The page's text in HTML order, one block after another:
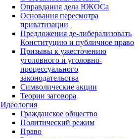
Оправдания дела ЮКОСа
Основания пересмотра
приватизации
Предложения де-либерализовать
Конституцию и публичное право
Призывы к ужесточению
уголовного и уголовно-
процессуального
законодательства
Символические акции
Теории заговора
Идеология
Гражданское общество
Политический режим
Право